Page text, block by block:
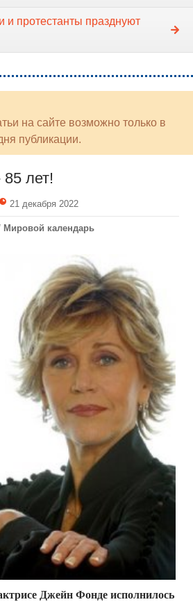
и протестанты празднуют
на сайте возможно только в
публикации.
лет!
21 декабря 2022
Мировой календарь
Джейн Фонде исполнилось